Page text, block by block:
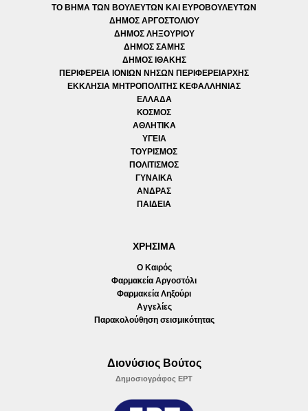
ΤΟ ΒΗΜΑ ΤΩΝ ΒΟΥΛΕΥΤΩΝ ΚΑΙ ΕΥΡΟΒΟΥΛΕΥΤΩΝ
ΔΗΜΟΣ ΑΡΓΟΣΤΟΛΙΟΥ
ΔΗΜΟΣ ΛΗΞΟΥΡΙΟΥ
ΔΗΜΟΣ ΣΑΜΗΣ
ΔΗΜΟΣ ΙΘΑΚΗΣ
ΠΕΡΙΦΕΡΕΙΑ ΙΟΝΙΩΝ ΝΗΣΩΝ ΠΕΡΙΦΕΡΕΙΑΡΧΗΣ
ΕΚΚΛΗΣΙΑ ΜΗΤΡΟΠΟΛΙΤΗΣ ΚΕΦΑΛΛΗΝΙΑΣ
ΕΛΛΑΔΑ
ΚΟΣΜΟΣ
ΑΘΛΗΤΙΚΑ
ΥΓΕΙΑ
ΤΟΥΡΙΣΜΟΣ
ΠΟΛΙΤΙΣΜΟΣ
ΓΥΝΑΙΚΑ
ΑΝΔΡΑΣ
ΠΑΙΔΕΙΑ
ΧΡΗΣΙΜΑ
Ο Καιρός
Φαρμακεία Αργοστόλι
Φαρμακεία Ληξούρι
Αγγελίες
Παρακολούθηση σεισμικότητας
Διονύσιος Βούτος
Δημοσιογράφος ΕΡΤ